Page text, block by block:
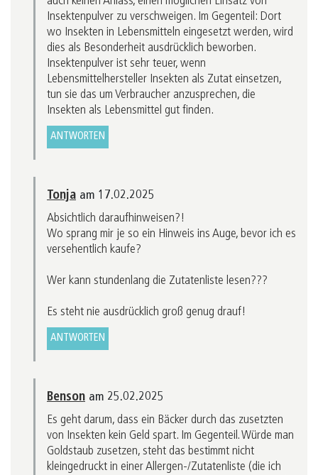
Insektenpulver zu verschweigen. Im Gegenteil: Dort
wo Insekten in Lebensmitteln eingesetzt werden, wird
dies als Besonderheit ausdrücklich beworben.
Insektenpulver ist sehr teuer, wenn
Lebensmittelhersteller Insekten als Zutat einsetzen,
tun sie das um Verbraucher anzusprechen, die
Insekten als Lebensmittel gut finden.
ANTWORTEN
Tonja am 17.02.2025
Absichtlich daraufhinweisen?!
Wo sprang mir je so ein Hinweis ins Auge, bevor ich es
versehentlich kaufe?
Wer kann stundenlang die Zutatenliste lesen???
Es steht nie ausdrücklich groß genug drauf!
ANTWORTEN
Benson am 25.02.2025
Es geht darum, dass ein Bäcker durch das zusetzten
von Insekten kein Geld spart. Im Gegenteil. Würde man
Goldstaub zusetzen, steht das bestimmt nicht
kleingedruckt in einer Allergen-/Zutatenliste (die ich